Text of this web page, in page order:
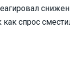
как спрос